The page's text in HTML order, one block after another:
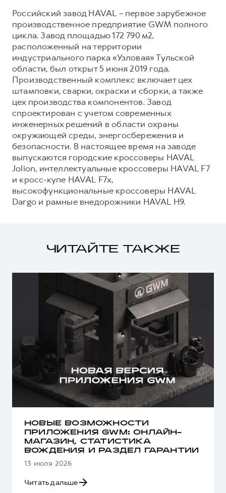
Российский завод HAVAL – первое зарубежное
производственное предприятие GWM полного
цикла. Завод площадью 172 790 м2,
расположенный на территории
индустриального парка «Узловая» Тульской
области, был открыт 5 июня 2019 года.
Производственный комплекс включает цех
штамповки, сварки, окраски и сборки, а также
цех производства компонентов. Завод
спроектирован с учетом современных
инженерных решений в области охраны
окружающей среды, энергосбережения и
безопасности. В настоящее время на заводе
выпускаются городские кроссоверы HAVAL
Jolion, интеллектуальные кроссоверы HAVAL F7
и кросс-купе HAVAL F7x,
высокофункциональные кроссоверы HAVAL
Dargo и рамные внедорожники HAVAL H9.
ЧИТАЙТЕ ТАКЖЕ
НОВЫЕ ВОЗМОЖНОСТИ
ПРИЛОЖЕНИЯ GWM: ОНЛАЙН-
МАГАЗИН, СТАТИСТИКА
ВОЖДЕНИЯ И РАЗДЕЛ ГАРАНТИИ
13 июля 2026
Читать дальше